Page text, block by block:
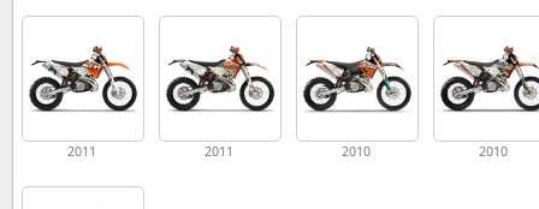
2011 2011 2010 2010